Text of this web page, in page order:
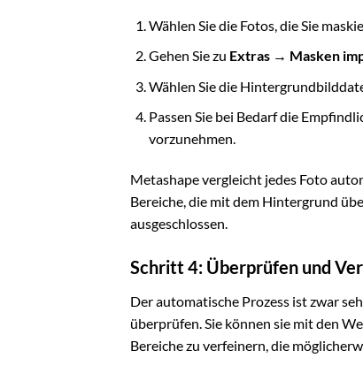
Wählen Sie die Fotos, die Sie
Gehen Sie zu Extras → Masken
Wählen Sie die
Passen Sie bei Bedarf die
vorzunehmen.
Metashape vergleicht jedes Foto
Bereiche, die mit dem Hintergrund
ausgeschlossen.
Schritt 4: Überprüfen und
Der automatische Prozess ist zwar
überprüfen. Sie können sie mit den
Bereiche zu verfeinern, die